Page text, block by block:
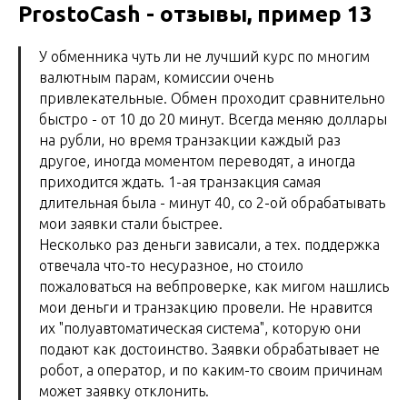
ProstoCash - отзывы, пример 13
У обменника чуть ли не лучший курс по многим
валютным парам, комиссии очень
привлекательные. Обмен проходит сравнительно
быстро - от 10 до 20 минут. Всегда меняю доллары
на рубли, но время транзакции каждый раз
другое, иногда моментом переводят, а иногда
приходится ждать. 1-ая транзакция самая
длительная была - минут 40, со 2-ой обрабатывать
мои заявки стали быстрее.
Несколько раз деньги зависали, а тех. поддержка
отвечала что-то несуразное, но стоило
пожаловаться на вебпроверке, как мигом нашлись
мои деньги и транзакцию провели. Не нравится
их "полуавтоматическая система", которую они
подают как достоинство. Заявки обрабатывает не
робот, а оператор, и по каким-то своим причинам
может заявку отклонить.